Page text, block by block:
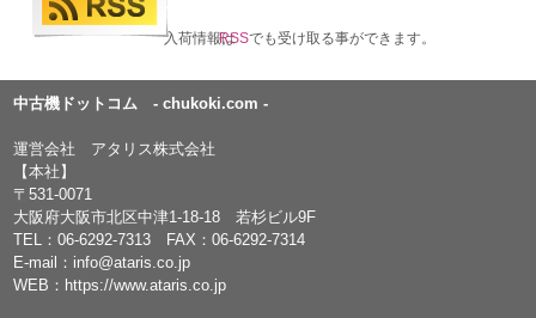
入荷情報はRSSでも受け取る事ができます。
中古機ドットコム - chukoki.com -
運営会社 アタリス株式会社
【本社】
〒531-0071
大阪府大阪市北区中津1-18-18 若杉ビル9F
TEL：06-6292-7313 FAX：06-6292-7314
E-mail： info@ataris.co.jp
WEB： https://www.ataris.co.jp